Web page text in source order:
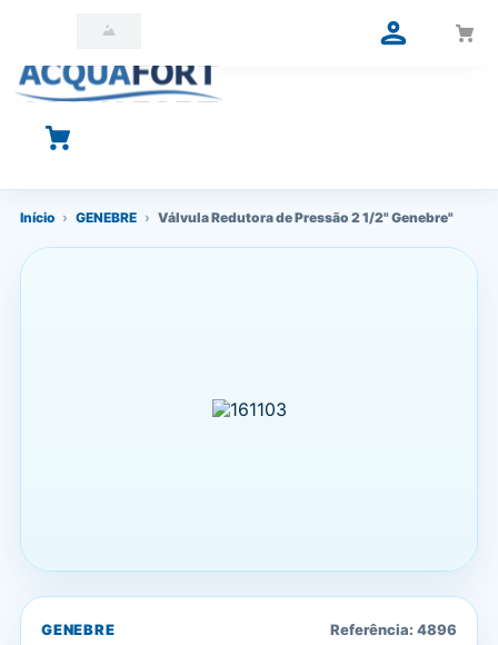
O que você está procurando?
Início › GENEBRE › Válvula Redutora de Pressão 2 1/2" Genebre"
GENEBRE Referência: 4896